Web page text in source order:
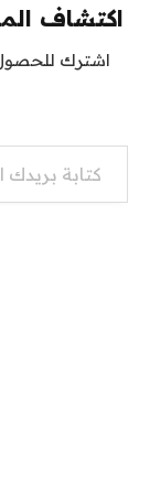
اكتشاف
اشترك
كتابة بريدك الإلكتروني...